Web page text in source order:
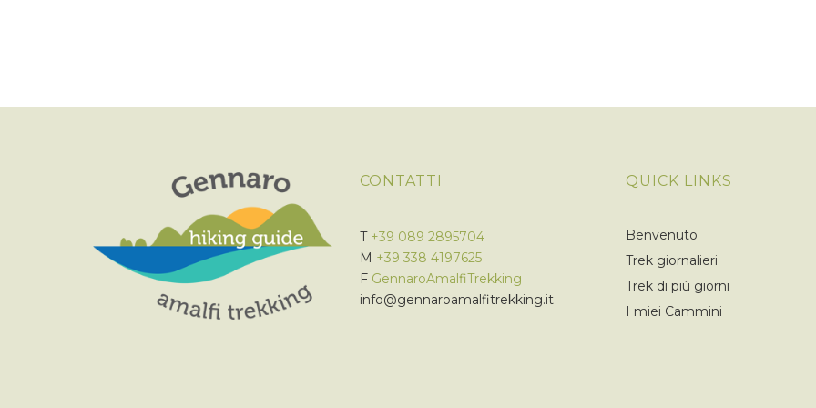
CONTATTI
T +39 089 2895704
M +39 338 4197625
F GennaroAmalfiTrekking
info@gennaroamalfitrekking.it
QUICK LINKS
Benvenuto
Trek giornalieri
Trek di più giorni
I miei Cammini